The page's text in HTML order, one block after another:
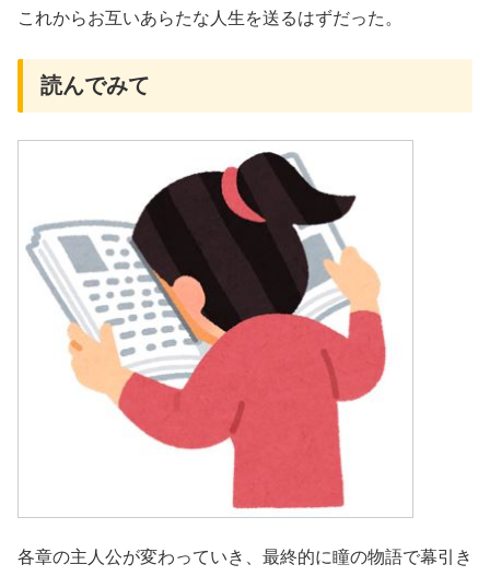
これからお互いあらたな人生を送るはずだった。
読んでみて
各章の主人公が変わっていき、最終的に瞳の物語で幕引き